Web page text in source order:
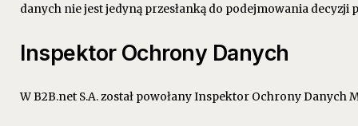
danych nie jest jedyną przesłanką do podejmowania decyzji
Inspektor Ochrony Danych
W B2B.net S.A. został powołany Inspektor Ochrony